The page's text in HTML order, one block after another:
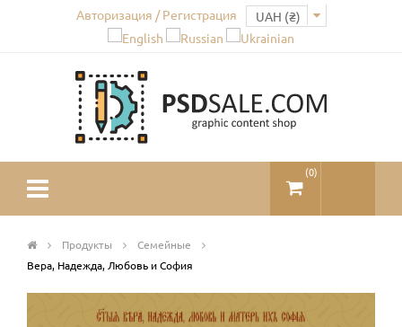
Авторизация / Регистрация
(0)
Продукты
Семейные
Вера, Надежда, Любовь и София